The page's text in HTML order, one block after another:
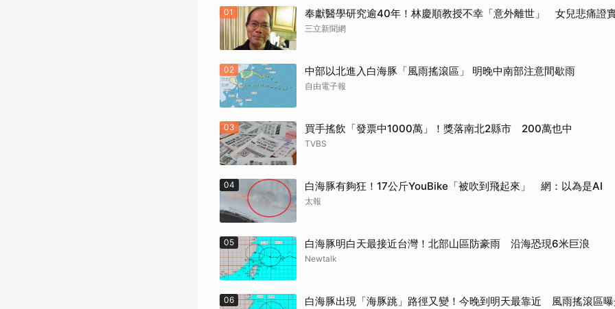
01 奉獻醫學研究逾40年！林慶順教授不幸「意外離世」 女兒悲痛證
三立新聞網
02 中部以北進入白海豚「風雨搖滾區」 明晚中南部注意間歇雨
自由電子報
03 買手搖飲「發票中1000萬」！獎落南北2縣市 200萬也中
TVBS
04 白海豚有夠狂！17公斤YouBike「被吹到飛起來」 網：以為是AI
太報
05 白海豚明白天最接近台灣！北部山區防豪雨 沿海恐現6米巨浪
Newtalk
06 白海豚出現「海豚跳」路徑又變！今晚到明天最靠近 風雨搖滾區